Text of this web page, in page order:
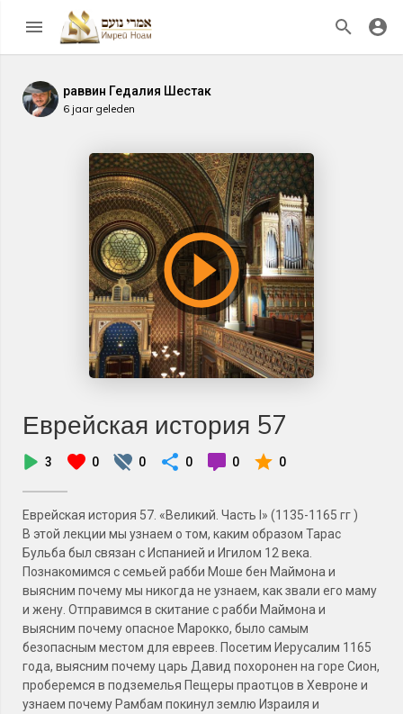
раввин Гедалия Шестак
6 jaar geleden
Еврейская история 57
3 0 0 0 0 0
Еврейская история 57. «Великий. Часть I» (1135-1165 гг )
В этой лекции мы узнаем о том, каким образом Тарас
Бульба был связан с Испанией и Игилом 12 века.
Познакомимся с семьей рабби Моше бен Маймона и
выясним почему мы никогда не узнаем, как звали его маму
и жену. Отправимся в скитание с рабби Маймона и
выясним почему опасное Марокко, было самым
безопасным местом для евреев. Посетим Иерусалим 1165
года, выясним почему царь Давид похоронен на горе Сион,
проберемся в подземелья Пещеры праотцов в Хевроне и
узнаем почему Рамбам покинул землю Израиля и